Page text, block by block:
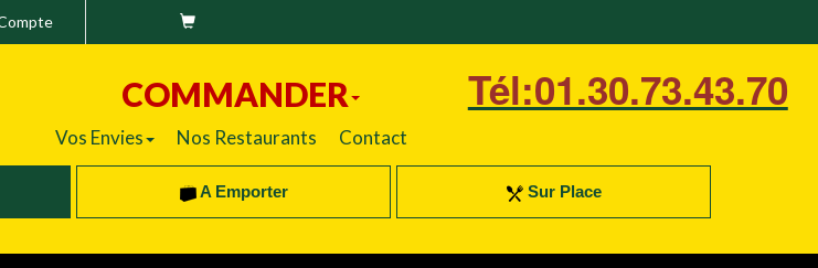
COMMANDER
Vos Envies Nos Restaurants Contact
A Emporter Sur Place
Tél:01.30.73.43.70